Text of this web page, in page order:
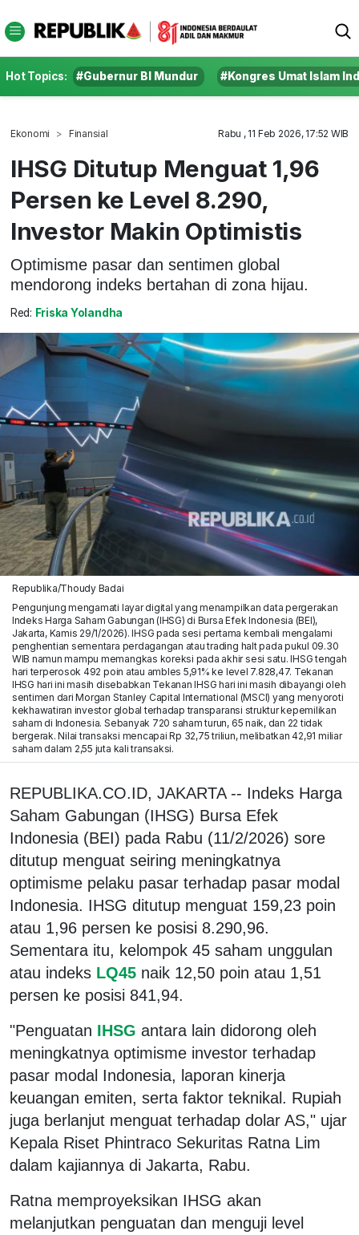
Hot Topics: #Gubernur BI Mundur #Kongres Umat Islam
Ekonomi Finansial Rabu , 11 Feb 2026, 17:52 WIB
IHSG Ditutup Menguat 1,96
Persen ke Level 8.290,
Investor Makin Optimistis
Optimisme pasar dan sentimen global
mendorong indeks bertahan di zona hijau.
Red: Friska Yolandha
Republika/Thoudy Badai
Pengunjung mengamati layar digital yang menampilkan data pergerakan
Indeks Harga Saham Gabungan (IHSG) di Bursa Efek Indonesia (BEI),
Jakarta, Kamis 29/1/2026). IHSG pada sesi pertama kembali mengalami
penghentian sementara perdagangan atau trading halt pada pukul 09.30
WIB namun mampu memangkas koreksi pada akhir sesi satu. IHSG tengah
hari terperosok 492 poin atau ambles 5,91% ke level 7.828,47. Tekanan
IHSG hari ini masih disebabkan Tekanan IHSG hari ini masih dibayangi oleh
sentimen dari Morgan Stanley Capital International (MSCI) yang menyoroti
kekhawatiran investor global terhadap transparansi struktur kepemilikan
saham di Indonesia. Sebanyak 720 saham turun, 65 naik, dan 22 tidak
bergerak. Nilai transaksi mencapai Rp 32,75 triliun, melibatkan 42,91 miliar
saham dalam 2,55 juta kali transaksi.
REPUBLIKA.CO.ID, JAKARTA -- Indeks Harga
Saham Gabungan (IHSG) Bursa Efek
Indonesia (BEI) pada Rabu (11/2/2026) sore
ditutup menguat seiring meningkatnya
optimisme pelaku pasar terhadap pasar modal
Indonesia. IHSG ditutup menguat 159,23 poin
atau 1,96 persen ke posisi 8.290,96.
Sementara itu, kelompok 45 saham unggulan
atau indeks LQ45 naik 12,50 poin atau 1,51
persen ke posisi 841,94.
"Penguatan IHSG antara lain didorong oleh
meningkatnya optimisme investor terhadap
pasar modal Indonesia, laporan kinerja
keuangan emiten, serta faktor teknikal. Rupiah
juga berlanjut menguat terhadap dolar AS," ujar
Kepala Riset Phintraco Sekuritas Ratna Lim
dalam kajiannya di Jakarta, Rabu.
Ratna memproyeksikan IHSG akan
melanjutkan penguatan dan menguji level